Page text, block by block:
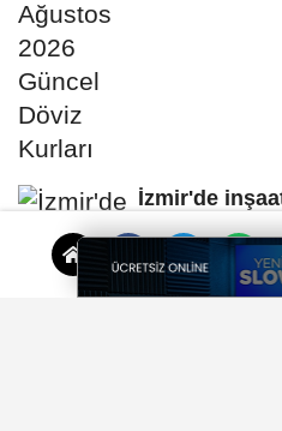
İzmir'de
Yüzlerce